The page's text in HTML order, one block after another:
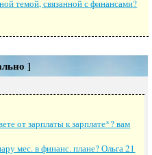
темой, связанной с финансами?
]
от зарплаты к зарплате*? вам
мес. в финанс. плане? Ольга 21